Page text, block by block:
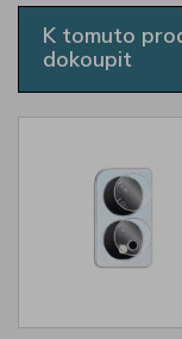
K tomuto
dokoupit